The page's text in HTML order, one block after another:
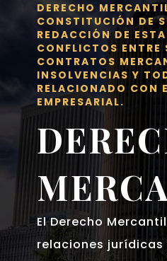
DERECHO
CONSTITUCIÓN DE
REDACCIÓN DE
CONFLICTOS ENTRE
CONTRATOS
INSOLVENCIAS Y
RELACIONADO CON
EMPRESARIAL.
El Derecho
relaciones jurídicas